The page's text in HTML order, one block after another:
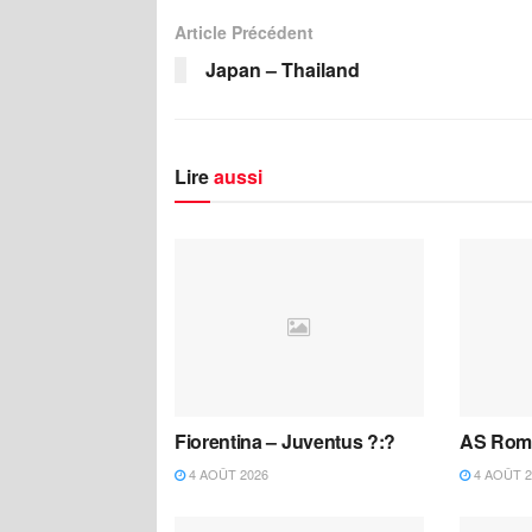
Article Précédent
Japan – Thailand
Lireaussi
Fiorentina – Juventus ?:?
4 AOÛT 2026
AS
4 AOÛT